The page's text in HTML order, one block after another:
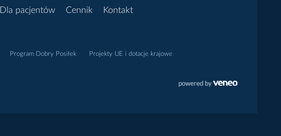
Dla pacjentów Cennik
Kontakt
Program Dobry Posiłek
Projekty UE i dotacje krajowe